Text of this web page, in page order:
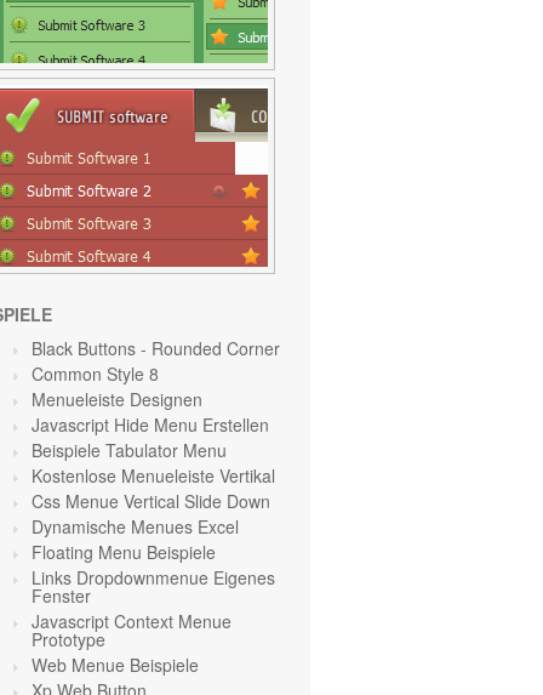
Black Buttons - Rounded Corner
Common Style 8
Menueleiste Designen
Javascript Hide Menu Erstellen
Beispiele Tabulator Menu
Kostenlose Menueleiste Vertikal
Css Menue Vertical Slide Down
Dynamische Menues Excel
Floating Menu Beispiele
Links Dropdownmenue Eigenes
Fenster
Javascript Context Menue
Prototype
Web Menue Beispiele
Xp Web Button